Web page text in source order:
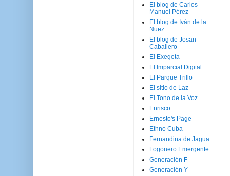
El blog de Carlos
Manuel Pérez
El blog de Iván de la
Nuez
El blog de Josan
Caballero
El Exegeta
El Imparcial Digital
El Parque Trillo
El sitio de Laz
El Tono de la Voz
Enrisco
Ernesto's Page
Ethno Cuba
Fernandina de Jagua
Fogonero Emergente
Generación F
Generación Y